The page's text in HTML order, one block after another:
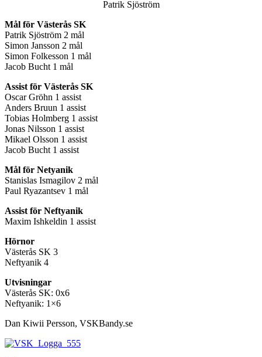
Patrik Sjöström
Mål för Västerås SK
Patrik Sjöström 2 mål
Simon Jansson 2 mål
Simon Folkesson 1 mål
Jacob Bucht 1 mål
Assist för Västerås SK
Oscar Gröhn 1 assist
Anders Bruun 1 assist
Tobias Holmberg 1 assist
Jonas Nilsson 1 assist
Mikael Olsson 1 assist
Jacob Bucht 1 assist
Mål för Netyanik
Stanislas Ismagilov 2 mål
Paul Ryazantsev 1 mål
Assist för Neftyanik
Maxim Ishkeldin 1 assist
Hörnor
Västerås SK 3
Neftyanik 4
Utvisningar
Västerås SK: 0x6
Neftyanik: 1×6
Dan Kiwii Persson, VSKBandy.se